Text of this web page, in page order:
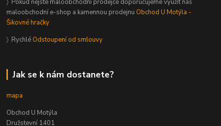
〉 Pokud nejste maloobchodní prodejce doporučujeme využít náš
maloobchodní e-shop a kamennou prodejnu Obchod U Motýla -
Šikovné hračky
〉 Rychlé Odstoupení od smlouvy
Jak se k nám dostanete?
mapa
Obchod U Motýla
Družstevní 1401